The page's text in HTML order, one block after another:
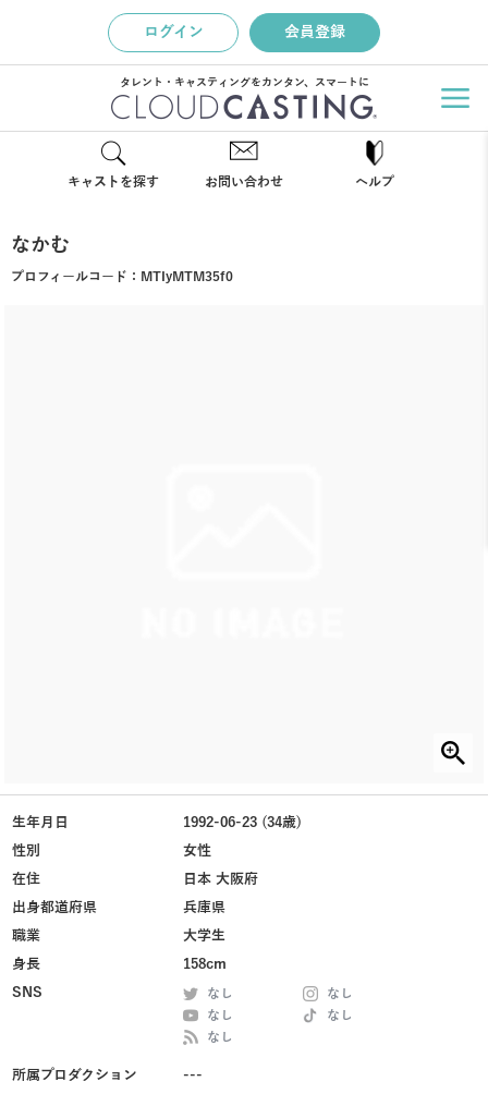
ログイン 会員登録
タレント・キャスティングをカンタン、スマートに
キャストを探す お問い合わせ ヘルプ
なかむ
プロフィールコード： MTIyMTM35f0
生年月日
1992-06-23 (34歳)
性別
女性
在住
日本 大阪府
出身都道府県
兵庫県
職業
大学生
身長
158cm
SNS
なし
なし
なし
なし
なし
所属プロダクション ---